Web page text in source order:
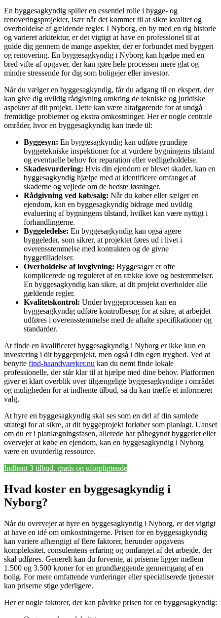
En byggesagkyndig spiller en essentiel rolle i bygge- og
renoveringsprojekter, især når det kommer til at sikre kvalitet og
overholdelse af gældende regler. I Nyborg, en by med en rig historie
og varieret arkitektur, er det vigtigt at have en professionel til at
guide dig gennem de mange aspekter, der er forbundet med byggeri
og renovering. En byggesagkyndig i Nyborg kan hjælpe med en
bred vifte af opgaver, der kan gøre hele processen mere glat og
mindre stressende for dig som boligejer eller investor.
Når du vælger en byggesagkyndig, får du adgang til en ekspert, der
kan give dig uvildig rådgivning omkring de tekniske og juridiske
aspekter af dit projekt. Dette kan være altafgørende for at undgå
fremtidige problemer og ekstra omkostninger. Her er nogle centrale
områder, hvor en byggesagkyndig kan træde til:
Byggesyn: En byggesagkyndig kan udføre grundige
byggetekniske inspektioner for at vurdere bygningens tilstand
og eventuelle behov for reparation eller vedligeholdelse.
Skadesvurdering: Hvis din ejendom er blevet skadet, kan en
byggesagkyndig hjælpe med at identificere omfanget af
skaderne og vejlede om de bedste løsninger.
Rådgivning ved køb/salg: Når du køber eller sælger en
ejendom, kan en byggesagkyndig bidrage med uvildig
evaluering af bygningens tilstand, hvilket kan være nyttigt i
forhandlingerne.
Byggeledelse: En byggesagkyndig kan også agere
byggeleder, som sikrer, at projektet føres ud i livet i
overensstemmelse med kontrakten og de givne
byggetilladelser.
Overholdelse af lovgivning: Byggesager er ofte
komplicerede og reguleret af en række love og bestemmelser.
En byggesagkyndig kan sikre, at dit projekt overholder alle
gældende regler.
Kvalitetskontrol: Under byggeprocessen kan en
byggesagkyndig udføre kontrolbesøg for at sikre, at arbejdet
udføres i overensstemmelse med de aftalte specifikationer og
standarder.
At finde en kvalificeret byggesagkyndig i Nyborg er ikke kun en
investering i dit byggeprojekt, men også i din egen tryghed. Ved at
benytte find-haandvaerker.nu kan du nemt finde lokale
professionelle, der står klar til at hjælpe med dine behov. Platformen
giver et klart overblik over tilgængelige byggesagkyndige i området
og muligheden for at indhente tilbud, så du kan træffe et informeret
valg.
At hyre en byggesagkyndig skal ses som en del af din samlede
strategi for at sikre, at dit byggeprojekt forløber som planlagt. Uanset
om du er i planlægningsfasen, allerede har påbegyndt byggeriet eller
overvejer at købe en ejendom, kan en byggesagkyndig i Nyborg
være en uvurderlig ressource.
Indhent 3 tilbud, gratis og uforpligtende
Hvad koster en byggesagkyndig i
Nyborg?
Når du overvejer at hyre en byggesagkyndig i Nyborg, er det vigtigt
at have en idé om omkostningerne. Prisen for en byggesagkyndig
kan variere afhængigt af flere faktorer, herunder opgavens
kompleksitet, consulentens erfaring og omfanget af det arbejde, der
skal udføres. Generelt kan du forvente, at priserne ligger mellem
1.500 og 3.500 kroner for en grundlæggende gennemgang af en
bolig. For mere omfattende vurderinger eller specialiserede tjenester
kan priserne stige yderligere.
Her er nogle faktorer, der kan påvirke prisen for en byggesagkyndig: